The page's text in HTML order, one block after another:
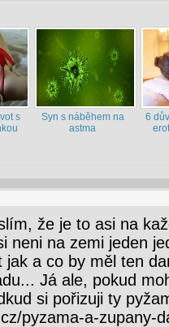
s
Syn s náběhem na
astma
6
že je to asi na
neni na zemi jeden
a co by měl ten
Já ale, pokud
si pořizuji ty
pyzama-a-zupany-